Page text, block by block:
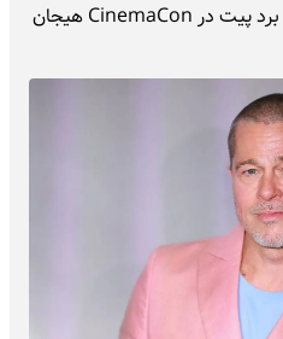
تریلر فیلم «قلب هیولا» با بازی برد پیت در CinemaCon هیجان